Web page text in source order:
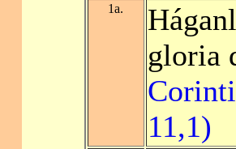
1a.
gloria
11,1)